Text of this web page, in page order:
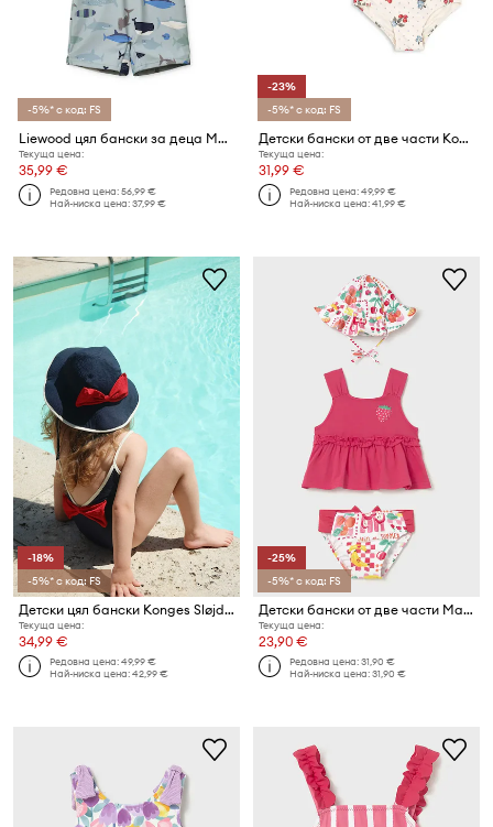
-5%* с код: FS
Liewood цял бански за деца Max Printed Shortsleeve Swim Jumpsuit
Текуща цена:
35,99 €
Редовна цена:56,99 €
Най-ниска цена:37,99 €
-23%
-5%* с код: FS
Детски бански от две части Konges Sløjd FRAGO BIKINI GRS
Текуща цена:
31,99 €
Редовна цена:49,99 €
Най-ниска цена:41,99 €
-18%
-5%* с код: FS
Детски цял бански Konges Sløjd BOWIE SWIMSUIT GRS
Текуща цена:
34,99 €
Редовна цена:49,99 €
Най-ниска цена:42,99 €
-25%
-5%* с код: FS
Детски бански от две части Mayoral
Текуща цена:
23,90 €
Редовна цена:31,90 €
Най-ниска цена:31,90 €